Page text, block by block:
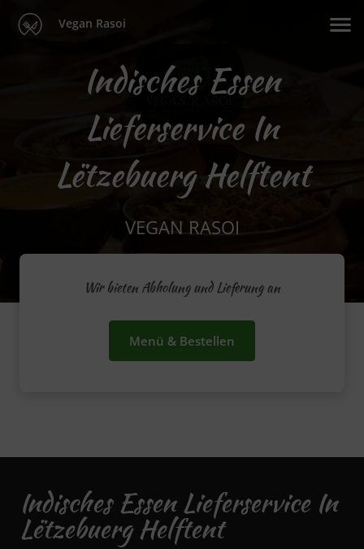
Vegan Rasoi
Indisches Essen
Lieferservice In
Lëtzebuerg Helftent
VEGAN RASOI
Wir bieten Abholung und Lieferung an
Menü & Bestellen
Indisches Essen Lieferservice In
Lëtzebuerg Helftent